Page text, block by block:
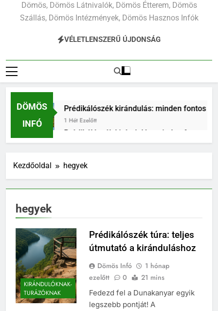
Dömös, Dömös Látnivalók, Dömös Étterem, Dömös
Szállás, Dömös Intézmények, Dömös Hasznos Infók
VÉLETLENSZERŰ ÚJDONSÁG
DÖMÖS
INFÓ
Prédikálószék kirándulás: minden fontos
1 Hét Ezelőtt
Prédikálószék kirándulás: minden fontos
1 Hét Ezelőtt
Kezdőoldal hegyek
hegyek
KIRÁNDULÓKNAK-
TURÁZÓKNAK
Prédikálószék túra: teljes
útmutató a kiránduláshoz
Dömös Infó
1 hónap
ezelőtt
0 21 mins
Fedezd fel a Dunakanyar egyik
legszebb pontját! A